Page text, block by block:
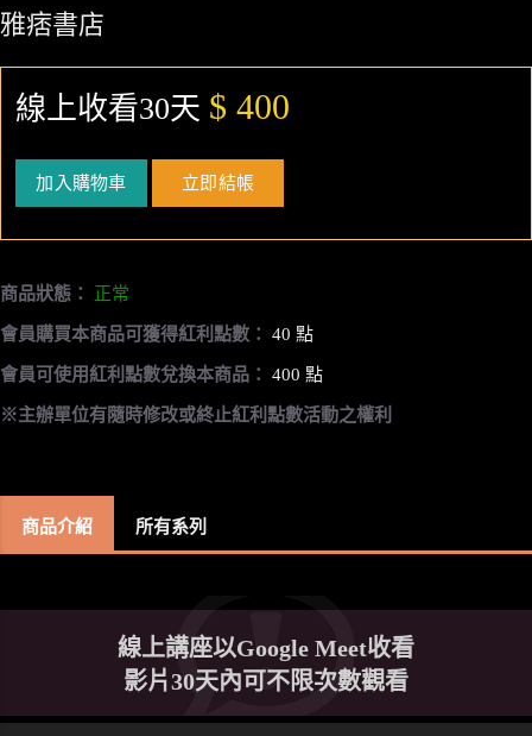
雅痞書店
線上收看30天 $ 400
加入購物車 立即結帳
商品狀態： 正常
會員購買本商品可獲得紅利點數： 40 點
會員可使用紅利點數兌換本商品： 400 點
※主辦單位有隨時修改或終止紅利點數活動之權利
商品介紹 所有系列
線上講座以Google Meet收看
影片30天內可不限次數觀看